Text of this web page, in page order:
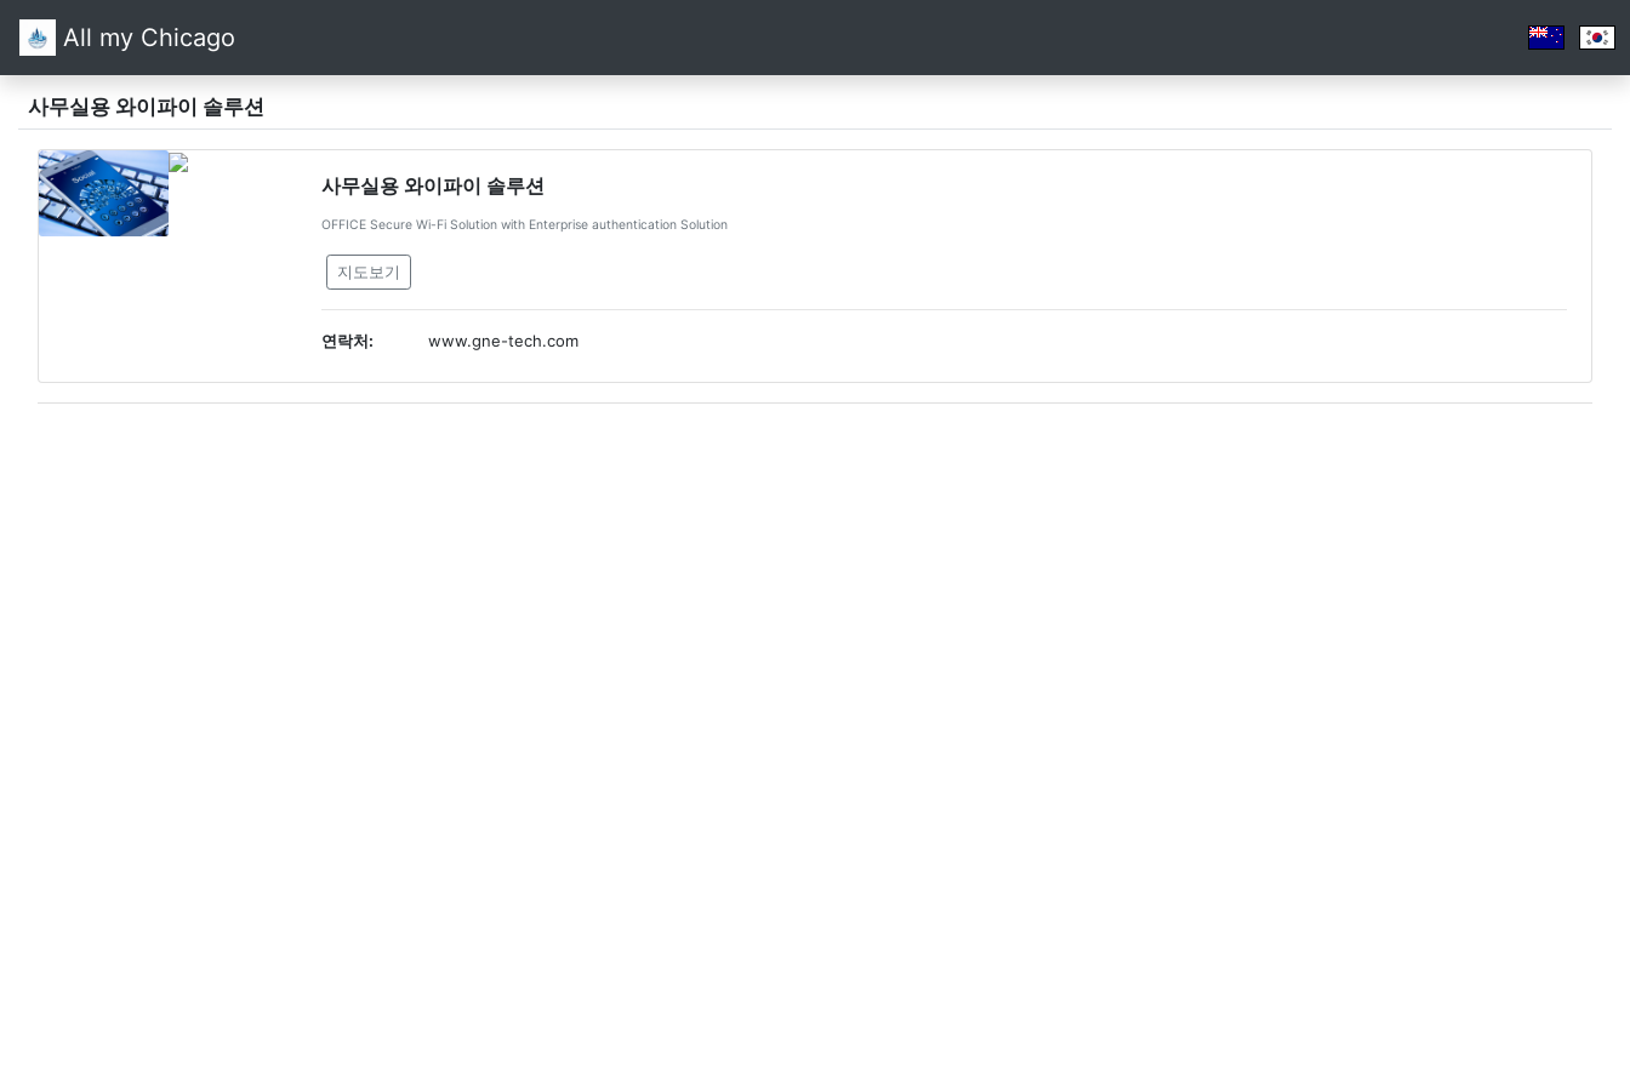
All my Chicago
사무실용 와이파이 솔루션
사무실용 와이파이 솔루션
OFFICE Secure Wi-Fi Solution with Enterprise authentication Solution
지도보기
연락처: www.gne-tech.com